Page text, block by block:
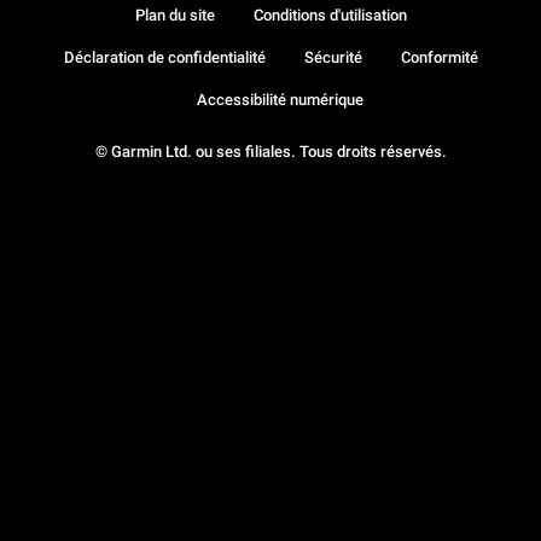
© Garmin Ltd. ou ses filiales. Tous droits réservés.
Plan du site Conditions d'utilisation
Déclaration de confidentialité Sécurité Conformité
Accessibilité numérique